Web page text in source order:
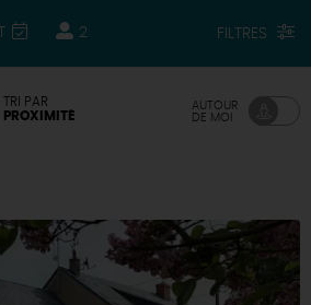
DEMAIN
CE WEEK-END
TOUT L'AGENDA
2 FILTRES
TRI PAR
PROXIMITÉ
AUTOUR
DE MOI